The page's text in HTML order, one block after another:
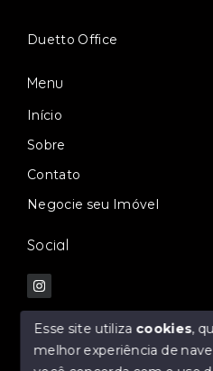
Fale
Duetto Office
Menu
Início
Sobre
Contato
Negocie seu Imóvel
Social
Esse site utiliza cookies,
melhor experiência de